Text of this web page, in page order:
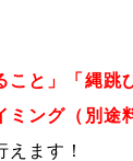
こと」「縄跳
ミング（別途
ます！